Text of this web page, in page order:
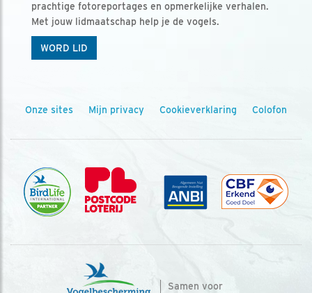
prachtige fotoreportages en opmerkelijke verhalen.
Met jouw lidmaatschap help je de vogels.
WORD LID
Onze sites Mijn privacy Cookieverklaring Colofon
Samen voor